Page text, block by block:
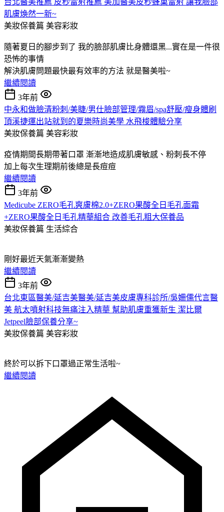
肌膚煥然一新~
美妝保養篇 美容彩妝
隨著夏日的腳步到了 我的臉部肌膚比身體還黑...實在是一件很
恐怖的事情
解決肌膚問題最快最有效率的方法 就是醫美啦~
繼續閱讀
3年前
中永和做臉清粉刺/美睫/男仕臉部管理/霧眉/spa舒壓/瘦身體刷
頂溪捷運出站就到的夏樂時尚美學 水飛梭體驗分享
美妝保養篇 美容彩妝
疫情期間長期帶著口罩 漸漸地造成肌膚敏感、粉刺長不停
加上每次生理期前後總是長痘痘
繼續閱讀
3年前
Medicube ZERO毛孔爽膚棉2.0+ZERO果酸全日毛孔面霜
+ZERO果酸全日毛孔精華組合 改善毛孔粗大保養品
美妝保養篇 生活綜合
剛好最近天氣漸漸變熱
繼續閱讀
3年前
台北東區醫美/延吉美醫美/延吉美皮膚專科診所/吳姍儒代言醫
美 航太噴射科技無痛注入精華 幫助肌膚重獲新生 潔比爾
Jetpeel臉部保養分享~
美妝保養篇 美容彩妝
終於可以拆下口罩過正常生活啦~
繼續閱讀